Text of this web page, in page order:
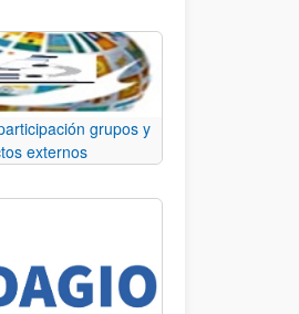
grupos y
externos